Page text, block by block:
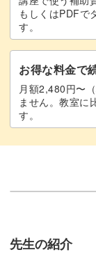
もしくはPDFで
す。
お得な料金で
月額2,480円〜
ません。教室に
す。
先生の紹介